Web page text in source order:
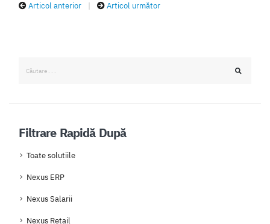
Articol anterior Articol următor
Filtrare Rapidă După
Toate solutiile
Nexus ERP
Nexus Salarii
Nexus Retail